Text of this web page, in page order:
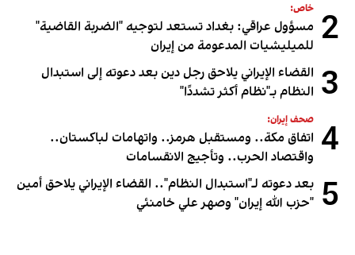
2 خاص:
مسؤول عراقي: بغداد تستعد لتوجيه "الضربة القاضية"
للميليشيات المدعومة من إيران
3 القضاء الإيراني يلاحق رجل دين بعد دعوته إلى استبدال
النظام بـ"نظام أكثر تشددًا"
4 صحف إيران:
اتفاق مكة.. ومستقبل هرمز.. واتهامات لباكستان..
واقتصاد الحرب.. وتأجيج الانقسامات
5 بعد دعوته لـ"استبدال النظام".. القضاء الإيراني يلاحق أمين
"حزب الله إيران" وصهر علي خامنئي